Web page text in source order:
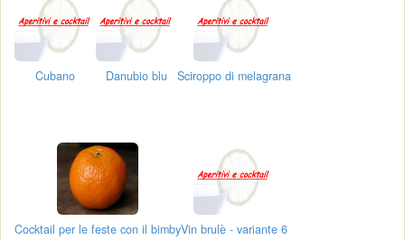
Cubano Danubio blu Sciroppo di melagrana
Cocktail per le feste con il bimbyVin brulè - variante 6